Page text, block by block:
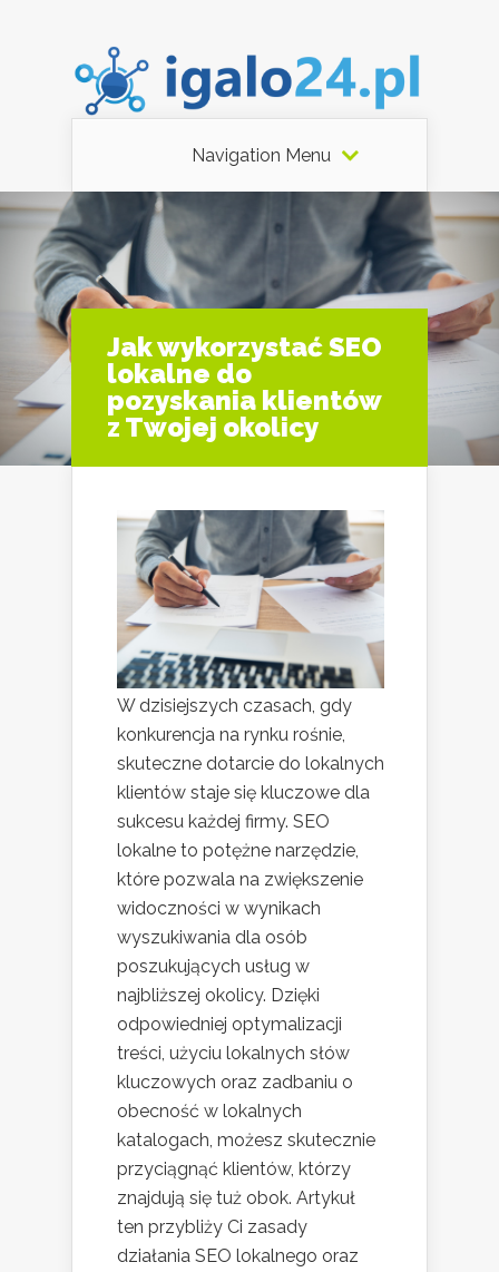
Navigation Menu
Jak wykorzystać SEO
lokalne do
pozyskania klientów
z Twojej okolicy
W dzisiejszych czasach, gdy
konkurencja na rynku rośnie,
skuteczne dotarcie do lokalnych
klientów staje się kluczowe dla
sukcesu każdej firmy. SEO
lokalne to potężne narzędzie,
które pozwala na zwiększenie
widoczności w wynikach
wyszukiwania dla osób
poszukujących usług w
najbliższej okolicy. Dzięki
odpowiedniej optymalizacji
treści, użyciu lokalnych słów
kluczowych oraz zadbaniu o
obecność w lokalnych
katalogach, możesz skutecznie
przyciągnąć klientów, którzy
znajdują się tuż obok. Artykuł
ten przybliży Ci zasady
działania SEO lokalnego oraz